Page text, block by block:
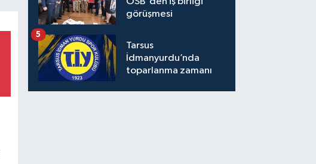
görüşmesi
Tarsus
İdmanyurdu’nda
toparlanma zamanı
5